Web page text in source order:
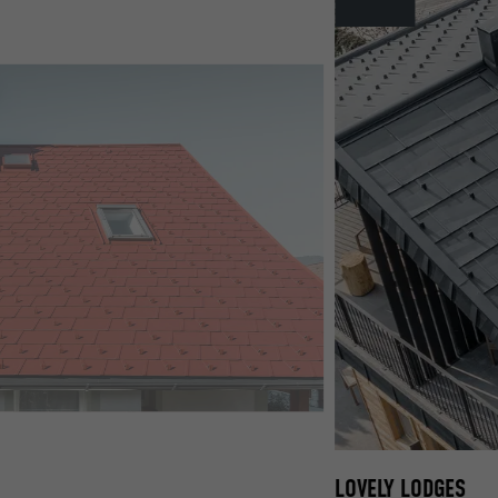
LOVELY LODGES
Name
Anbieter
Laufzeit
Zweck
Name
Anbieter
Laufzeit
Zweck
Name
Anbieter
Laufzeit
Zweck
Name
Anbieter
Laufzeit
Zweck